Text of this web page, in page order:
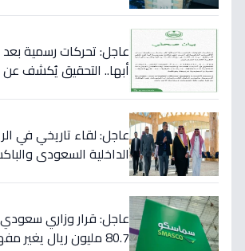
عاجل: تحركات رسمية
أبها.. التحقيق يُكشف
عاجل: لقاء تاريخي في
الداخلية السعودي
عاجل: قرار وزاري
80.7 مليون ريال يغير